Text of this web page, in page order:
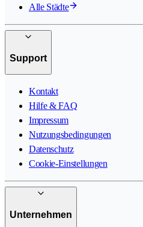
Alle Städte
Support
Kontakt
Hilfe & FAQ
Impressum
Nutzungsbedingungen
Datenschutz
Cookie-Einstellungen
Unternehmen